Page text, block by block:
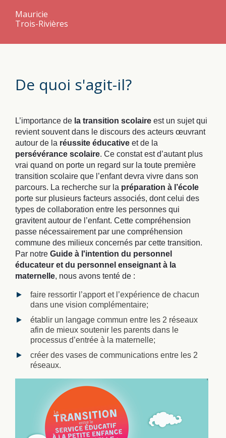
Mauricie
Trois-Rivières
De quoi s'agit-il?
L’importance de la transition scolaire est un sujet qui
revient souvent dans le discours des acteurs œuvrant
autour de la réussite éducative et de la
persévérance scolaire. Ce constat est d’autant plus
vrai quand on porte un regard sur la toute première
transition scolaire que l’enfant devra vivre dans son
parcours. La recherche sur la préparation à l’école
porte sur plusieurs facteurs associés, dont celui des
types de collaboration entre les personnes qui
gravitent autour de l’enfant. Cette compréhension
passe nécessairement par une compréhension
commune des milieux concernés par cette transition.
Par notre Guide à l'intention du personnel
éducateur et du personnel enseignant à la
maternelle, nous avons tenté de :
faire ressortir l’apport et l’expérience de chacun
dans une vision complémentaire;
établir un langage commun entre les 2 réseaux
afin de mieux soutenir les parents dans le
processus d’entrée à la maternelle;
créer des vases de communications entre les 2
réseaux.